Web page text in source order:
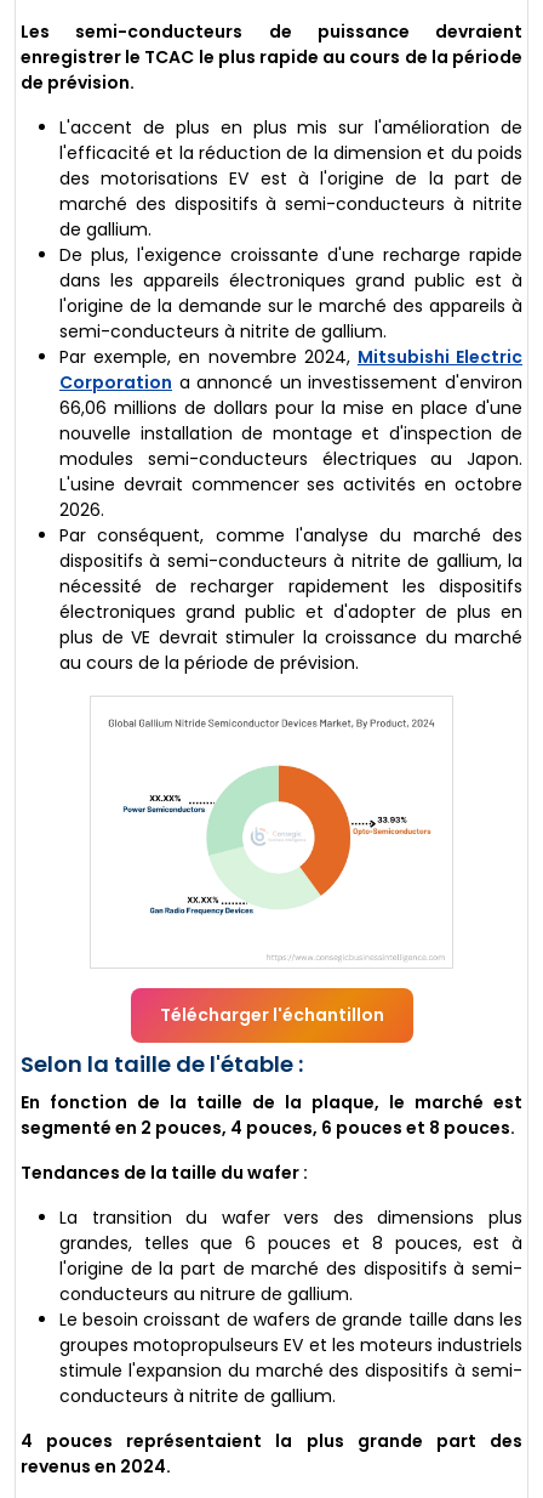
Les semi-conducteurs de puissance devraient
enregistrer le TCAC le plus rapide au cours de la période
de prévision.
L'accent de plus en plus mis sur l'amélioration de
l'efficacité et la réduction de la dimension et du poids
des motorisations EV est à l'origine de la part de
marché des dispositifs à semi-conducteurs à nitrite
de gallium.
De plus, l'exigence croissante d'une recharge rapide
dans les appareils électroniques grand public est à
l'origine de la demande sur le marché des appareils à
semi-conducteurs à nitrite de gallium.
Par exemple, en novembre 2024, Mitsubishi Electric
Corporation a annoncé un investissement d'environ
66,06 millions de dollars pour la mise en place d'une
nouvelle installation de montage et d'inspection de
modules semi-conducteurs électriques au Japon.
L'usine devrait commencer ses activités en octobre
2026.
Par conséquent, comme l'analyse du marché des
dispositifs à semi-conducteurs à nitrite de gallium, la
nécessité de recharger rapidement les dispositifs
électroniques grand public et d'adopter de plus en
plus de VE devrait stimuler la croissance du marché
au cours de la période de prévision.
Télécharger l'échantillon
Selon la taille de l'étable :
En fonction de la taille de la plaque, le marché est
segmenté en 2 pouces, 4 pouces, 6 pouces et 8 pouces.
Tendances de la taille du wafer :
La transition du wafer vers des dimensions plus
grandes, telles que 6 pouces et 8 pouces, est à
l'origine de la part de marché des dispositifs à semi-
conducteurs au nitrure de gallium.
Le besoin croissant de wafers de grande taille dans les
groupes motopropulseurs EV et les moteurs industriels
stimule l'expansion du marché des dispositifs à semi-
conducteurs à nitrite de gallium.
4 pouces représentaient la plus grande part des
revenus en 2024.